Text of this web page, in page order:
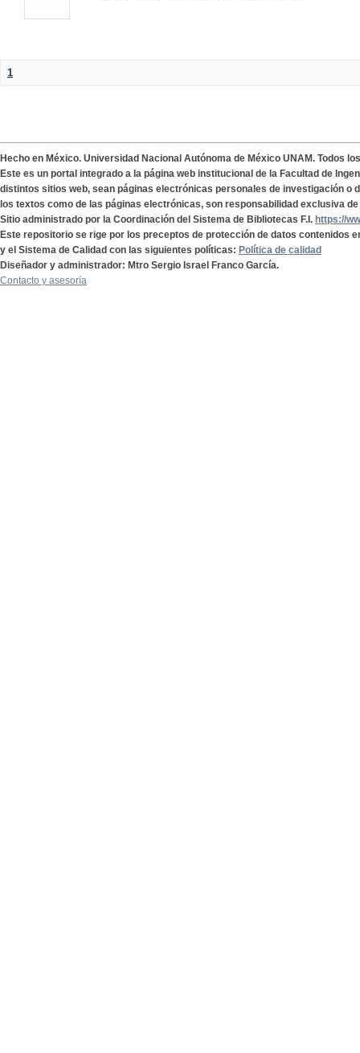
1
Hecho en México. Universidad Nacional Autónoma de México UNAM. Todos
Este es un portal integrado a la página web institucional de la Facultad de
distintos sitios web, sean páginas electrónicas personales de investigación o
los textos como de las páginas electrónicas, son responsabilidad exclusiva
Sitio administrado por la Coordinación del Sistema de Bibliotecas F.I. https://
Este repositorio se rige por los preceptos de protección de datos contenidos
y el Sistema de Calidad con las siguientes políticas: Política de calidad
Diseñador y administrador: Mtro Sergio Israel Franco García.
Contacto y asesoría